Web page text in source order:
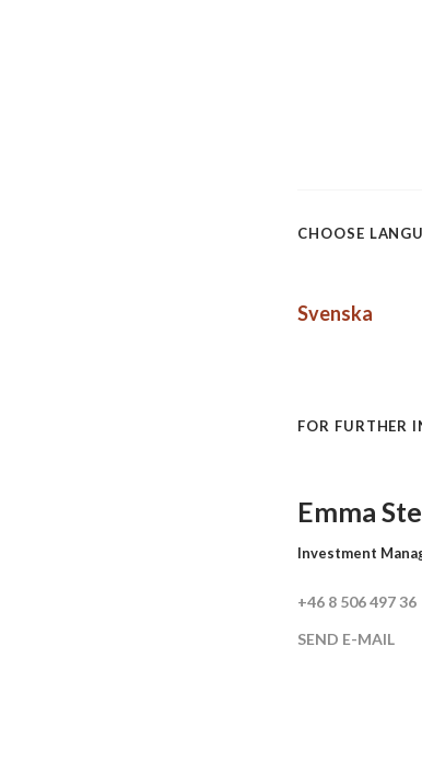
CHOOSE
Svenska
FOR FURTHER
Emma
Investment
+46 8 506 497 36
SEND E-MAIL